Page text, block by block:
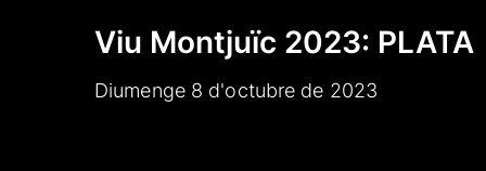
Viu Montjuïc 2023: PLATA
Diumenge 8 d'octubre de 2023